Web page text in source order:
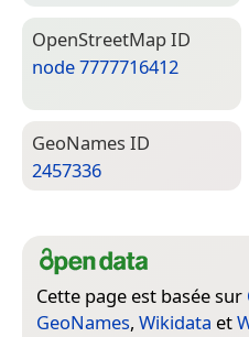
Open­Street­Map ID
node 7777716412
Geo­Names ID
2457336
Cette page est basée sur
GeoNames, Wikidata et